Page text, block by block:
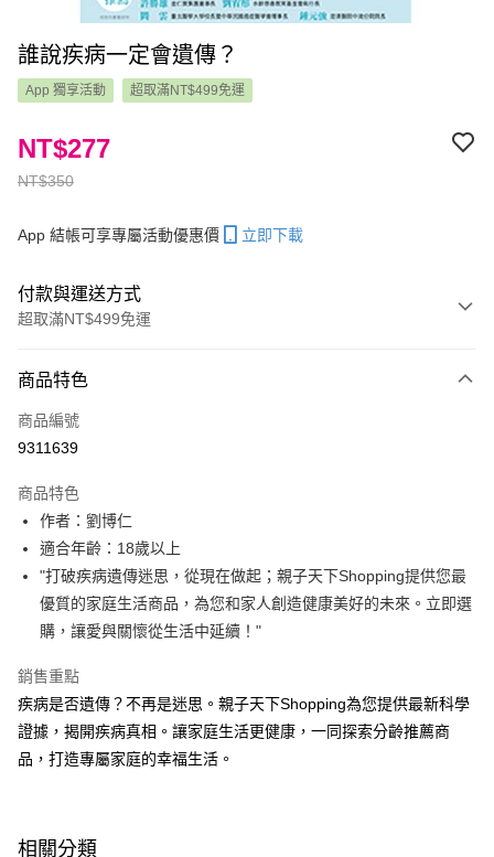
誰說疾病一定會遺傳？
App 獨享活動 超取滿NT$499免運
NT$350
NT$277
App 結帳可享專屬活動優惠價 立即下載
付款與運送方式
超取滿NT$499免運
信用卡一次付款
LINE Pay
大哥付你分期
相關說明
【大哥付你分期使用說明】
1.本服務由台灣大哥大提供，台灣大哥大用戶可立即使用無須另外申請。
2.付款方式選擇「大哥付你分期」，訂單成立後會自動跳轉到大哥付的交易
流程，驗證手機門號後，選擇欲分期的期數、繳款截止日，確認付款後即完
3.實際核准額度、可分期數及費用金額請依後續交易確認頁面所載為準。
4.訂單成立30分鐘內，如未前往確認交易或遇審核未通過，訂單將自動取
消。如遇「轉專審核」未通過狀況，表示未達大哥付你分期系統評分，恕無
法說明評估內容。
1.分期款項不併入電信帳單，「大哥付你分期」於每月結算日後寄送繳費提
AFTEE先享後付
相關說明
【關於「AFTEE先享後付」】
便利好安心！
１．簡單：不需註冊會員、不需綁卡、不需儲值。
２．便利：只要手機號碼，簡訊認證，即可結帳。
３．安心：先確認商品／服務後，再付款。
３．收到繳費通知簡訊後14天內，點擊此簡訊中的連結，可透過四大超商／
運送方式
付款後全家取貨｜8/8-8/14運費優惠，結帳滿499即享免運。
每筆NT$70，滿NT$499(含以上)免運費
每筆NT$70，滿NT$800(含以上)免運費
商品特色
商品編號
9311639
商品特色
作者：劉博仁
適合年齡：18歲以上
"打破疾病遺傳迷思，從現在做起；親子天下Shopping提供您最
優質的家庭生活商品，為您和家人創造健康美好的未來。立即選
購，讓愛與關懷從生活中延續！"
銷售重點
疾病是否遺傳？不再是迷思。親子天下Shopping為您提供最新科學
證據，揭開疾病真相。讓家庭生活更健康，一同探索分齡推薦商
品，打造專屬家庭的幸福生活。
相關分類